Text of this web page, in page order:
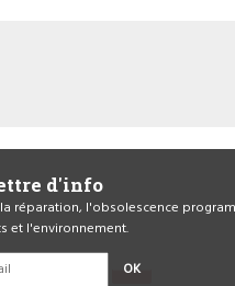
d'info
réparation, l'obsolescence
et l'environnement.
OK